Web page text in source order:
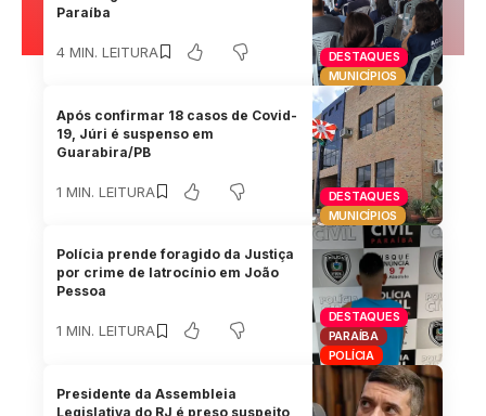
DESTAQUES
MUNICÍPIOS
Paraíba
4 MIN. LEITURA
DESTAQUES
MUNICÍPIOS
Após confirmar 18 casos de Covid-
19, Júri é suspenso em
Guarabira/PB
1 MIN. LEITURA
DESTAQUES
PARAÍBA
POLÍCIA
Polícia prende foragido da Justiça
por crime de latrocínio em João
Pessoa
1 MIN. LEITURA
Presidente da Assembleia
Legislativa do RJ é preso suspeito